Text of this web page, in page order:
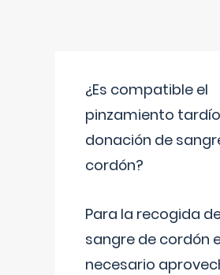
¿Es compatible el
pinzamiento
donación de
cordón?
Para la recogida
sangre de cordón
necesario